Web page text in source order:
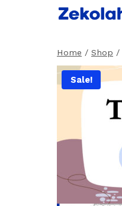
Home / Shop /
Sale!